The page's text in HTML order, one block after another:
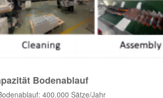
Bodenablauf
400.000 Sätze/Jahr